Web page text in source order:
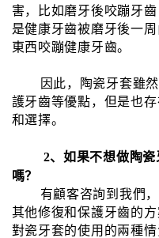
害，比如磨牙後咬蹦牙
是健康牙齒被磨牙後一
東西咬蹦健康牙齒。
因此，陶瓷牙套雖
護牙齒等優點，但是也
和選擇。
2、如果不想做陶
嗎？
有顧客咨詢到我們
其他修復和保護牙齒的
對瓷牙套的使用的兩種